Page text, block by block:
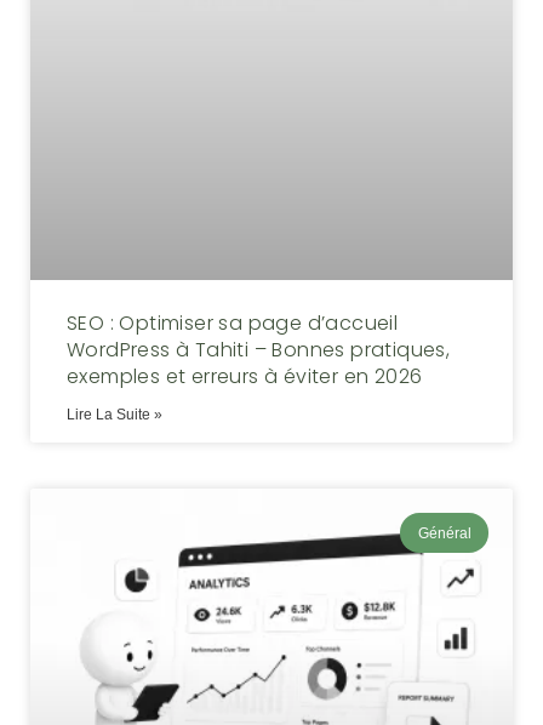
SEO : Optimiser sa page d’accueil
WordPress à Tahiti – Bonnes pratiques,
exemples et erreurs à éviter en 2026
Lire La Suite »
Général